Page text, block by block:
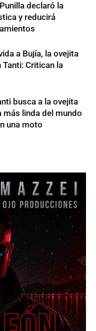
declaró la
y reducirá
a Bujía, la ovejita
Tanti: Critican la
busca a la ovejita
más linda del mundo
una moto